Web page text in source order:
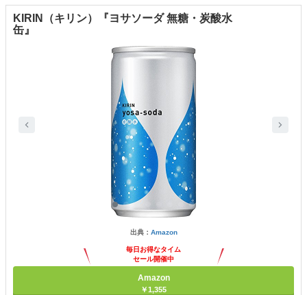
KIRIN（キリン）『ヨサソーダ 無糖・炭酸水
缶』
出典： Amazon
毎日お得なタイム
セール開催中
Amazon
￥1,355